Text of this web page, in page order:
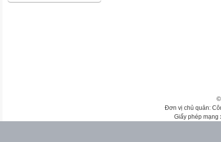
Đơn vị chủ quản:
Giấy phép mạng